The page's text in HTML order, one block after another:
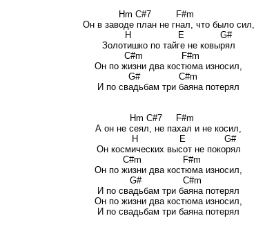
Hm C#7 F#m
Он в заводе план не гнал, что было сил,
H E G#
Золотишко по тайге не ковырял
C#m F#m
Он по жизни два костюма износил,
G# C#m
И по свадьбам три баяна потерял
Hm C#7 F#m
А он не сеял, не пахал и не косил,
H E G#
Он космических высот не покорял
C#m F#m
Он по жизни два костюма износил,
G# C#m
И по свадьбам три баяна потерял
Он по жизни два костюма износил,
И по свадьбам три баяна потерял